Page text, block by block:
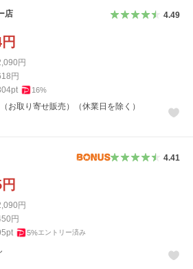
店 4.49
円
円
円
pt 16%
お取り寄せ販売）（休業日を除く）
4.41
円
円
円
pt 5%エントリー済み